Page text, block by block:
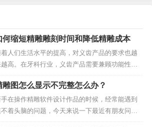
何缩短精雕雕刻时间和降低精雕成本
着人们生活水平的提高，对义齿产品的要求也越
高。在牙科行业，义齿产品需要兼顾功能性和
度两个方面。然而，传统手工工艺制作生产周
、工艺环节多，无法保证产品精度，已不能适
新的行业发展趋势。鉴于此，北京精雕面向义齿
、义齿产品加工提...
雕图怎么显示不完整怎么办？
手在操作精雕软件设计作品的时候，经常能遇到
着头脑的问题，今天来说一下最近有朋友问我
精雕图怎么显示不完整？可以试试在精雕软件